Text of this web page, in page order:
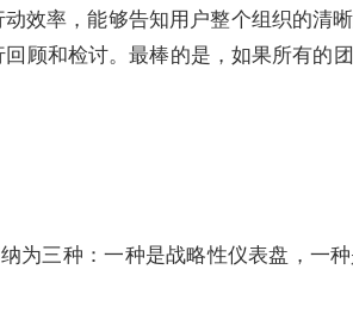
效率，能够告知用户整个组织的清
顾和检讨。最棒的是，如果所有的
三种：一种是战略性仪表盘，一